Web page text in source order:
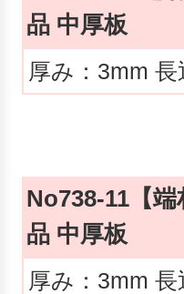
品 中厚板
厚み：3mm
No738-11【
品 中厚板
厚み：3mm